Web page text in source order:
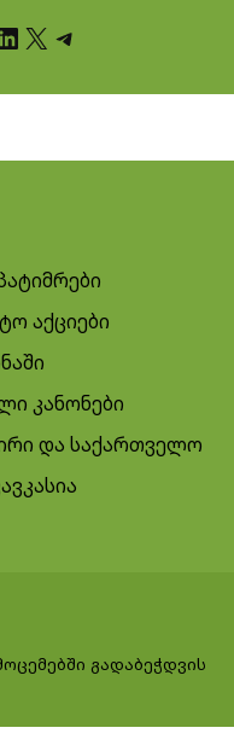
X Telegram
აქციები
კანონები
და საქართველო
გადაბეჭდვის